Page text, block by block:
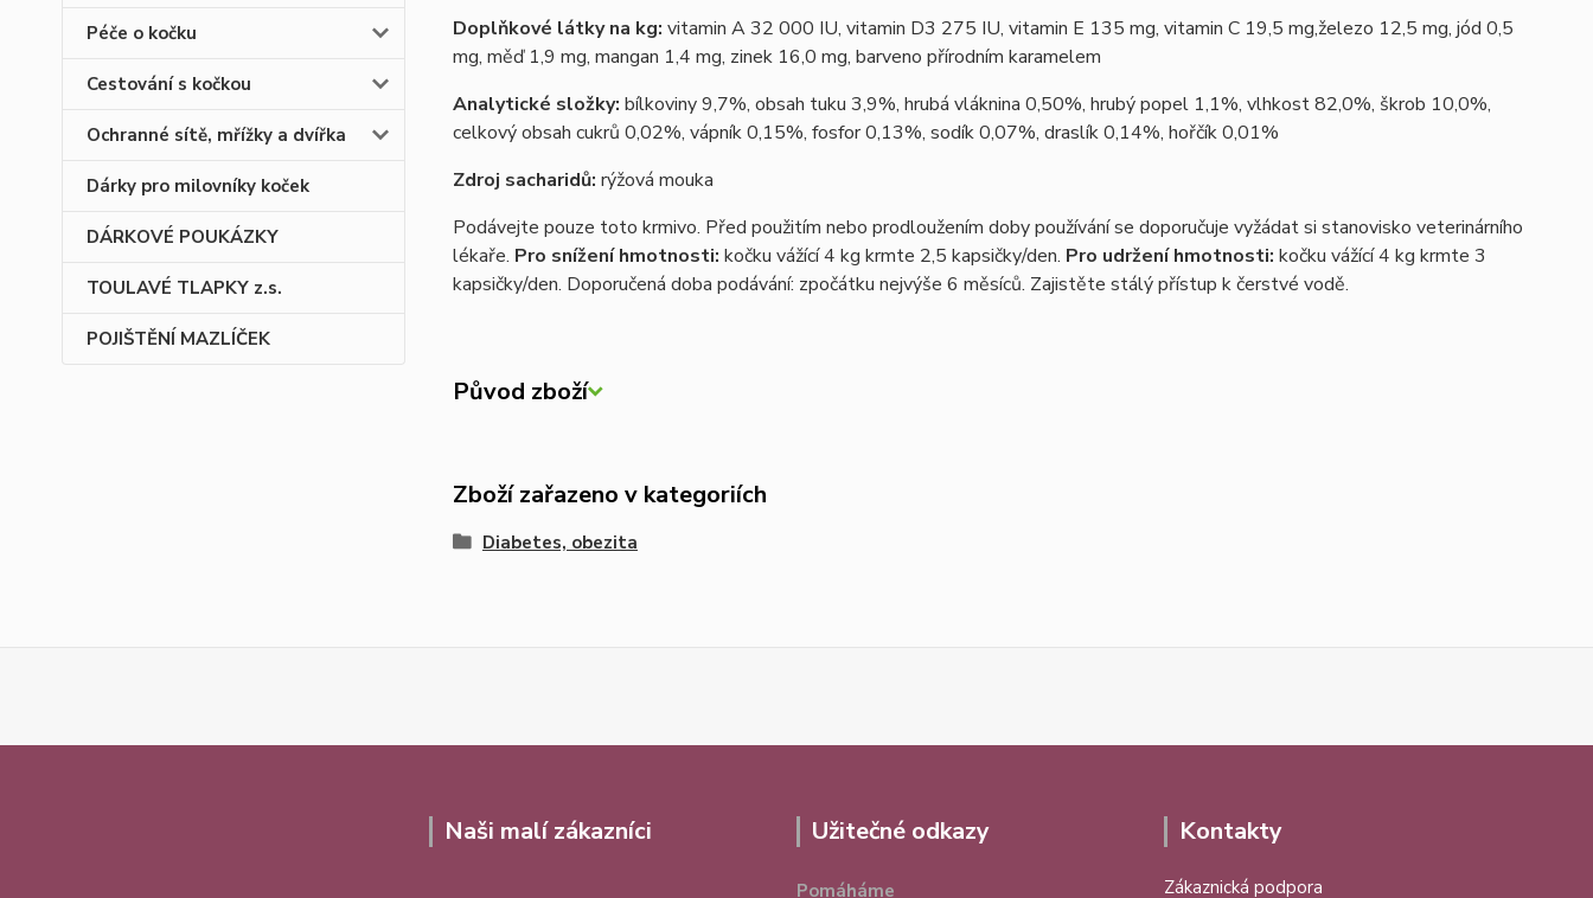
Péče o kočku
Cestování s kočkou
Ochranné sítě, mřížky a dvířka
Dárky pro milovníky koček
DÁRKOVÉ POUKÁZKY
TOULAVÉ TLAPKY z.s.
POJIŠTĚNÍ MAZLÍČEK
Doplňkové látky na kg: vitamin A 32 000 IU, vitamin D3 275 IU, vitamin E 135 mg, vitamin C 19,5 mg,železo 12,5 mg, jód 0,5
mg, měď 1,9 mg, mangan 1,4 mg, zinek 16,0 mg, barveno přírodním karamelem
Analytické složky: bílkoviny 9,7%, obsah tuku 3,9%, hrubá vláknina 0,50%, hrubý popel 1,1%, vlhkost 82,0%, škrob 10,0%,
celkový obsah cukrů 0,02%, vápník 0,15%, fosfor 0,13%, sodík 0,07%, draslík 0,14%, hořčík 0,01%
Zdroj sacharidů: rýžová mouka
Podávejte pouze toto krmivo. Před použitím nebo prodloužením doby používání se doporučuje vyžádat si stanovisko veterinárního
lékaře. Pro snížení hmotnosti: kočku vážící 4 kg krmte 2,5 kapsičky/den. Pro udržení hmotnosti: kočku vážící 4 kg krmte 3
kapsičky/den. Doporučená doba podávání: zpočátku nejvýše 6 měsíců. Zajistěte stálý přístup k čerstvé vodě.
Původ zboží
Zboží zařazeno v kategoriích
Diabetes, obezita
Naši malí zákazníci Užitečné odkazy
Pomáháme
Kontakty
Zákaznická podpora